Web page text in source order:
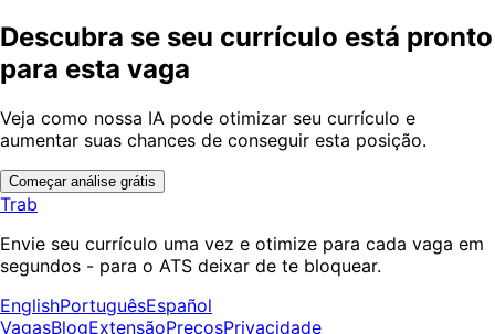
Descubra se seu currículo está pronto
para esta vaga
Veja como nossa IA pode otimizar seu currículo e
aumentar suas chances de conseguir esta posição.
Começar análise grátis
Trab
Envie seu currículo uma vez e otimize para cada vaga em
segundos - para o ATS deixar de te bloquear.
EnglishPortuguêsEspañol
VagasBlogExtensãoPreçosPrivacidade